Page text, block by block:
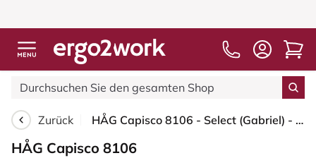
Zurück HÅG Capisco 8106 - Select (Gabriel) - Wolle / Polyamid - SC60999 - Black - Blush Rose - 265 mm (Sitzhöhe 53-79cm) - Bodengleiter
HÅG Capisco 8106